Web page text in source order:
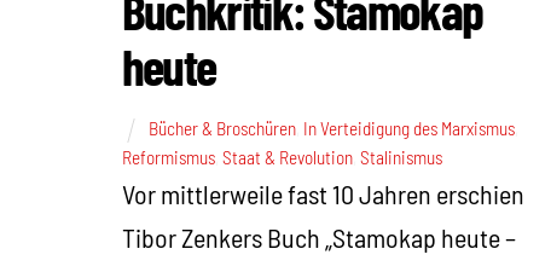
heute
Bücher & Broschüren, In Verteidigung des Marxismus,
Reformismus, Staat & Revolution, Stalinismus
Vor mittlerweile fast 10 Jahren erschien
Tibor Zenkers Buch „Stamokap heute –